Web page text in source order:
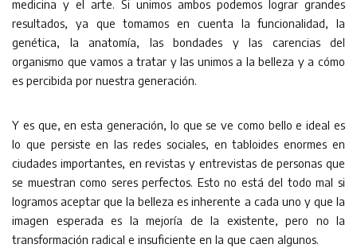
medicina y el arte. Si unimos ambos podemos lograr grandes
resultados, ya que tomamos en cuenta la funcionalidad, la
genética, la anatomía, las bondades y las carencias del
organismo que vamos a tratar y las unimos a la belleza y a cómo
es percibida por nuestra generación.
Y es que, en esta generación, lo que se ve como bello e ideal es
lo que persiste en las redes sociales, en tabloides enormes en
ciudades importantes, en revistas y entrevistas de personas que
se muestran como seres perfectos. Esto no está del todo mal si
logramos aceptar que la belleza es inherente a cada uno y que la
imagen esperada es la mejoría de la existente, pero no la
transformación radical e insuficiente en la que caen algunos.